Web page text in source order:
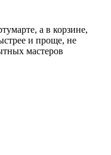
а в корзине,
и проще, не
мастеров